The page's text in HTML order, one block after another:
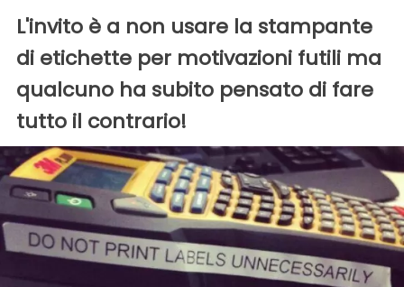
L'invito è a non usare la stampante
di etichette per motivazioni futili ma
qualcuno ha subito pensato di fare
tutto il contrario!